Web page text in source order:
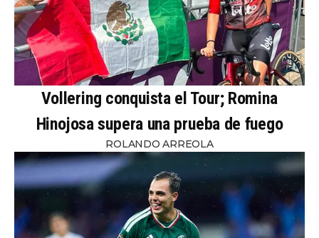
Vollering conquista el Tour; Romina
Hinojosa supera una prueba de fuego
ROLANDO ARREOLA